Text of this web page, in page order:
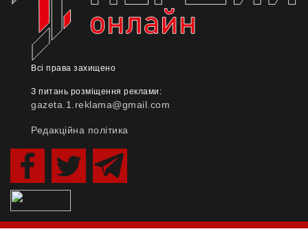
Всі права захищено
З питань розміщення реклами:
gazeta.1.reklama@gmail.com
Редакційна політика